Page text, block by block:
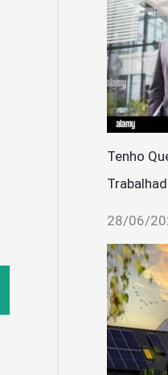
Tenho
28/06/